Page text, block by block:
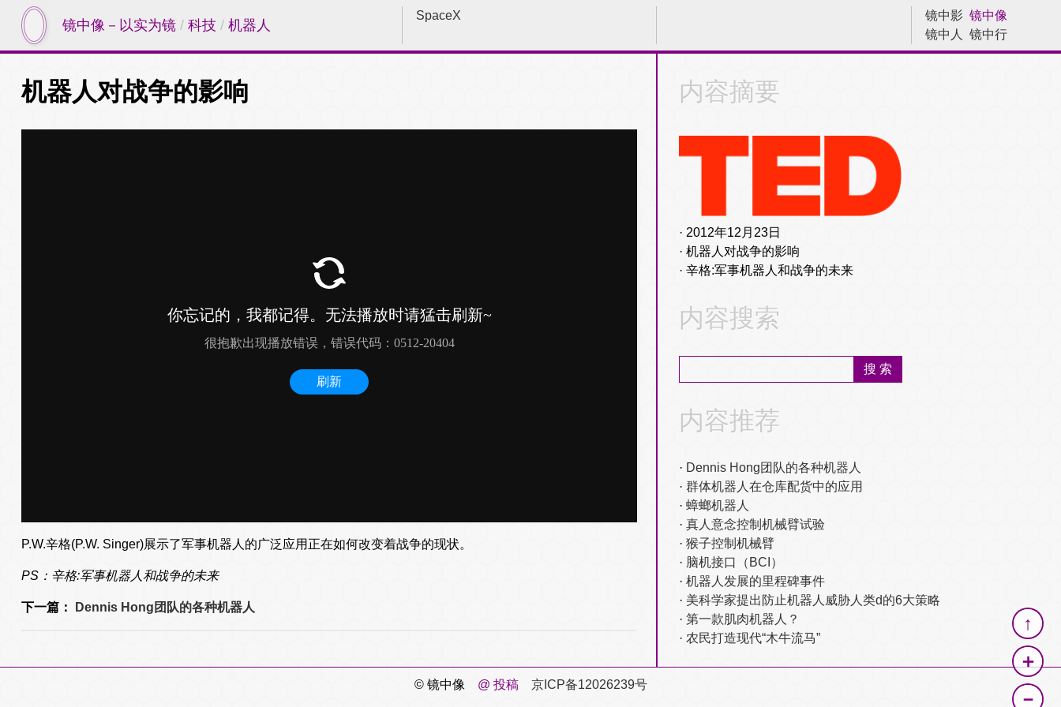
镜中像－以实为镜/ 科技 / 机器人
镜中影 镜中像
镜中人
镜中行
历史今天
SpaceX
机器人对战争的影响
P.W.辛格(P.W. Singer)展示了军事机器人的广泛应用正在如何改变着战争的现状。
PS：辛格:军事机器人和战争的未来
下一篇： Dennis Hong团队的各种机器人
内容摘要
2012年12月23日
机器人对战争的影响
辛格:军事机器人和战争的未来
内容搜索
内容推荐
Dennis Hong团队的各种机器人
群体机器人在仓库配货中的应用
蟑螂机器人
真人意念控制机械臂试验
猴子控制机械臂
脑机接口（BCI）
机器人发展的里程碑事件
美科学家提出防止机器人威胁人类d的6大策略
第一款肌肉机器人？
农民打造现代“木牛流马”
↑
＋
－
© 镜中像 @ 投稿 京ICP备12026239号